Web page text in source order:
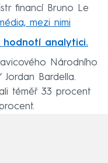
financí Bruno Le
mezi nimi
hodnotí analytici.
Národního
Bardella.
téměř 33 procent